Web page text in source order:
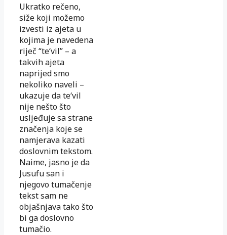
Ukratko rečeno,
siže koji možemo
izvesti iz ajeta u
kojima je navedena
riječ “te‘vil” – a
takvih ajeta
naprijed smo
nekoliko naveli –
ukazuje da te‘vil
nije nešto što
usljeđuje sa strane
značenja koje se
namjerava kazati
doslovnim tekstom.
Naime, jasno je da
Jusufu san i
njegovo tumačenje
tekst sam ne
objašnjava tako što
bi ga doslovno
tumačio.